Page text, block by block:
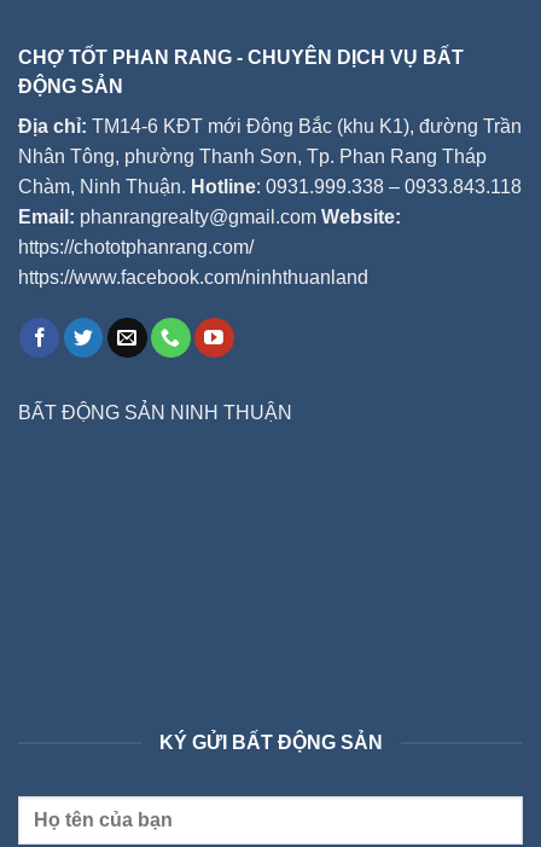
CHỢ TỐT PHAN RANG - CHUYÊN DỊCH VỤ BẤT
ĐỘNG SẢN
Địa chỉ: TM14-6 KĐT mới Đông Bắc (khu K1), đường Trần
Nhân Tông, phường Thanh Sơn, Tp. Phan Rang Tháp
Chàm, Ninh Thuận. Hotline: 0931.999.338 – 0933.843.118
Email: phanrangrealty@gmail.com Website:
https://chototphanrang.com/
https://www.facebook.com/ninhthuanland
BẤT ĐỘNG SẢN NINH THUẬN
KÝ GỬI BẤT ĐỘNG SẢN